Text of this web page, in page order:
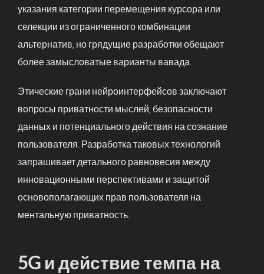
указания категории перемещения курсора или
селекции из ограниченного комбинации
альтернатив, но грядущие разработки обещают
более замысловатые варианты вавада.
Этические грани нейроинтерфейсов заключают
вопросы приватности мыслей, безопасности
данных и потенциального действия на сознание
пользователя. Разработка таковых технологий
запрашивает детального равновесия между
инновационными перспективами и защитой
основополагающих прав пользователя на
ментальную приватность.
5G и действие темпа на